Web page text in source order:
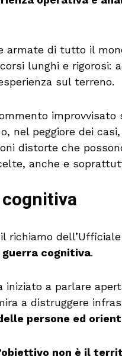
armate di tutto il
lunghi e rigorosi:
sul terreno.
nel peggiore dei
distorte che
anche e
cognitiva
richiamo
guerra cognitiva.
iniziato a parlare
a distruggere
persone ed
non è il